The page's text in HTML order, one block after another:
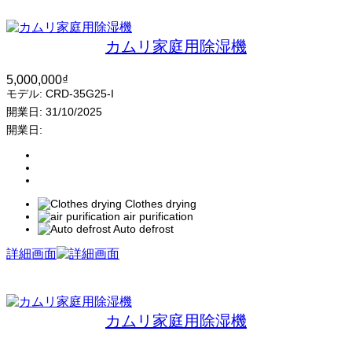
カムリ家庭用除湿機
5,000,000₫
モデル: CRD-35G25-I
開業日: 31/10/2025
開業日:
Clothes drying
air purification
Auto defrost
詳細画面
カムリ家庭用除湿機